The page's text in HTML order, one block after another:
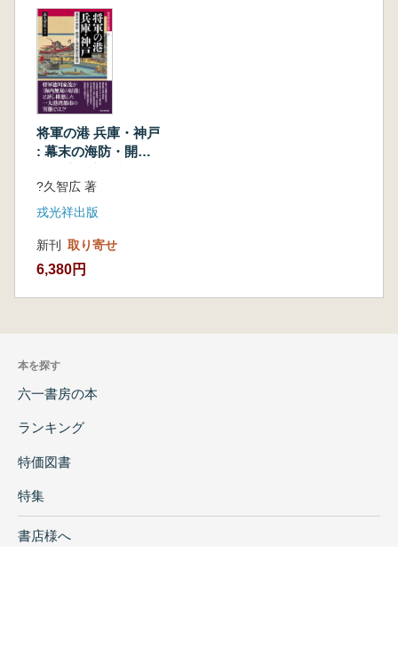
将軍の港 兵庫・神戸
: 幕末の海防・開港
?久智広 著
戎光祥出版
新刊 取り寄せ
6,380円
本を探す
六一書房の本
ランキング
特価図書
特集
書店様へ